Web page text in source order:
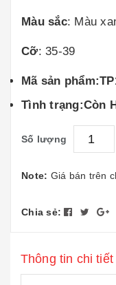
Màu sắc: Màu
Cỡ: 35-39
Mã sản phẩm:
Tình trạng:Còn
Số lượng
Note: Giá bán trên
Chia sẻ:
Thông tin chi tiết